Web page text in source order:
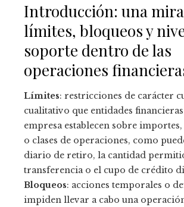
Introducción: una
límites, bloqueos y
soporte dentro de las
operaciones
Límites: restricciones de carácter
cualitativo que entidades
empresa establecen sobre
o clases de operaciones, como
diario de retiro, la cantidad
transferencia o el cupo de crédito
Bloqueos: acciones temporales o
impiden llevar a cabo una